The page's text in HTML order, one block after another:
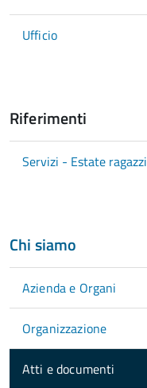
Ufficio
Riferimenti
Servizi - Estate ragazzi
Chi siamo
Azienda e Organi
Organizzazione
Atti e documenti